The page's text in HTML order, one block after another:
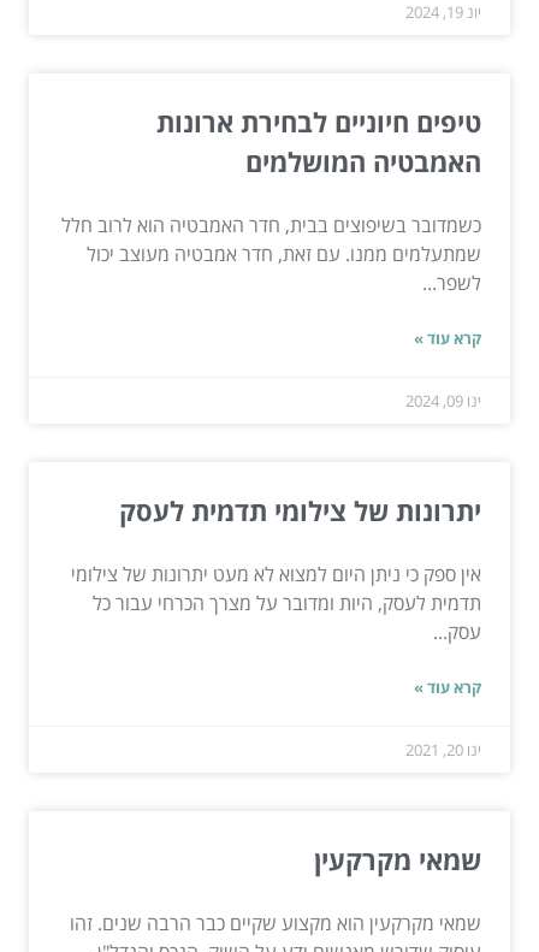
יונ 19, 2024
טיפים חיוניים לבחירת ארונות
האמבטיה המושלמים
כשמדובר בשיפוצים בבית, חדר האמבטיה הוא לרוב חלל
שמתעלמים ממנו. עם זאת, חדר אמבטיה מעוצב יכול
לשפר...
קרא עוד »
ינו 09, 2024
יתרונות של צילומי תדמית לעסק
אין ספק כי ניתן היום למצוא לא מעט יתרונות של צילומי
תדמית לעסק, היות ומדובר על מצרך הכרחי עבור כל
עסק...
קרא עוד »
ינו 20, 2021
שמאי מקרקעין
שמאי מקרקעין הוא מקצוע שקיים כבר הרבה שנים. זהו